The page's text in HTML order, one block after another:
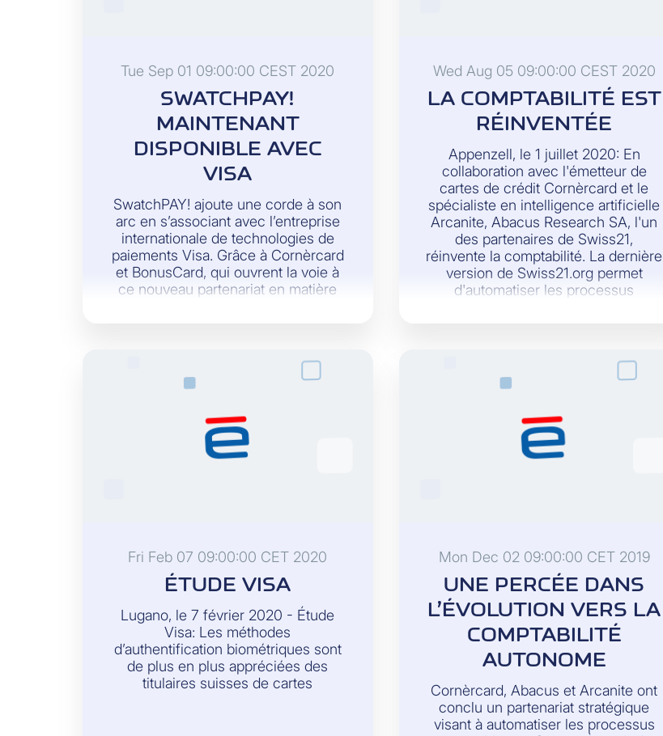
Tue Sep 01 09:00:00 CEST 2020
SWATCHPAY!
MAINTENANT
DISPONIBLE AVEC
VISA
SwatchPAY! ajoute une corde à son
arc en s’associant avec l’entreprise
internationale de technologies de
paiements Visa. Grâce à Cornèrcard
et BonusCard, qui ouvrent la voie à
ce nouveau partenariat en matière
Wed Aug 05 09:00:00 CEST 2020
LA COMPTABILITÉ EST
RÉINVENTÉE
Appenzell, le 1 juillet 2020: En
collaboration avec l'émetteur de
cartes de crédit Cornèrcard et le
spécialiste en intelligence artificielle
Arcanite, Abacus Research SA, l'un
des partenaires de Swiss21,
réinvente la comptabilité. La dernière
version de Swiss21.org permet
d'automatiser les processus
Fri Feb 07 09:00:00 CET 2020
ÉTUDE VISA
Lugano, le 7 février 2020 - Étude
Visa: Les méthodes
d’authentification biométriques sont
de plus en plus appréciées des
titulaires suisses de cartes
Mon Dec 02 09:00:00 CET 2019
UNE PERCÉE DANS
L’ÉVOLUTION VERS LA
COMPTABILITÉ
AUTONOME
Cornèrcard, Abacus et Arcanite ont
conclu un partenariat stratégique
visant à automatiser les processus